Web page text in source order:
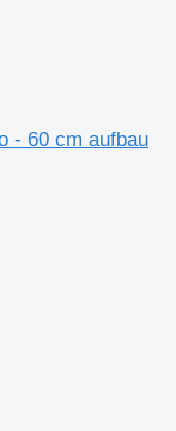
- 60 cm aufbau